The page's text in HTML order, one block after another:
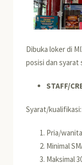
Dibuka loker di
posisi dan syarat
STAFF/
Syarat/kualifikasi:
Pria/wanita
Minimal
Maksimal